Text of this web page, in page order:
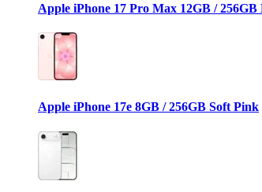
Apple iPhone 17 Pro Max 12GB / 256GB
Apple iPhone 17e 8GB / 256GB Soft Pink